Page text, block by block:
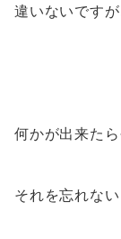
違いないです
何かが出来た
それを忘れな